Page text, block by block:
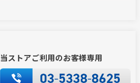
当ストアご利用のお客様専用